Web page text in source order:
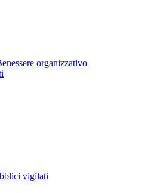
organizzativo
vigilati